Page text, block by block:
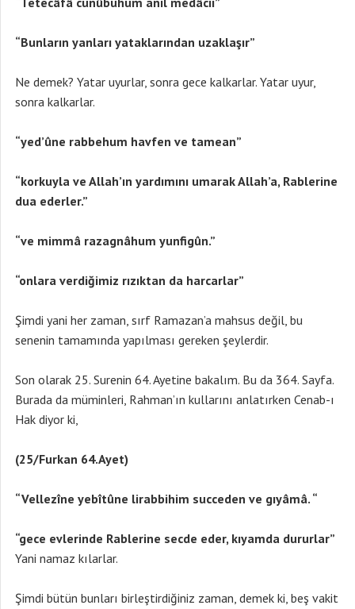
“Bunların yanları yataklarından uzaklaşır”
Ne demek? Yatar uyurlar, sonra gece kalkarlar. Yatar uyur,
sonra kalkarlar.
“yed’ûne rabbehum havfen ve tamean”
“korkuyla ve Allah’ın yardımını umarak Allah’a, Rablerine
dua ederler.”
“ve mimmâ razagnâhum yunfigûn.”
“onlara verdiğimiz rızıktan da harcarlar”
Şimdi yani her zaman, sırf Ramazan’a mahsus değil, bu
senenin tamamında yapılması gereken şeylerdir.
Son olarak 25. Surenin 64. Ayetine bakalım. Bu da 364. Sayfa.
Burada da müminleri, Rahman’ın kullarını anlatırken Cenab-ı
Hak diyor ki,
(25/Furkan 64.Ayet)
“Vellezîne yebîtûne lirabbihim succeden ve gıyâmâ. “
“gece evlerinde Rablerine secde eder, kıyamda dururlar”
Yani namaz kılarlar.
Şimdi bütün bunları birleştirdiğiniz zaman, demek ki, beş vakit